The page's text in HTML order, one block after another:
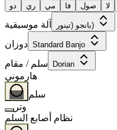
دو
ري مي فا صول لا
آلة موسيقية بانجو (تينور)
دوزان Standard Banjo
سلم / مقام Dorian
هارموني
سلم
وتر
نظام أصابع السلم